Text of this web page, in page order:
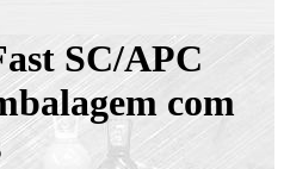
SC/APC
com